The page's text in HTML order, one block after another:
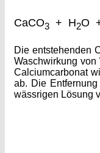
CaCO3 + H2O
Die entstehenden
Waschwirkung
Calciumcarbonat
ab. Die
wässrigen Lösung